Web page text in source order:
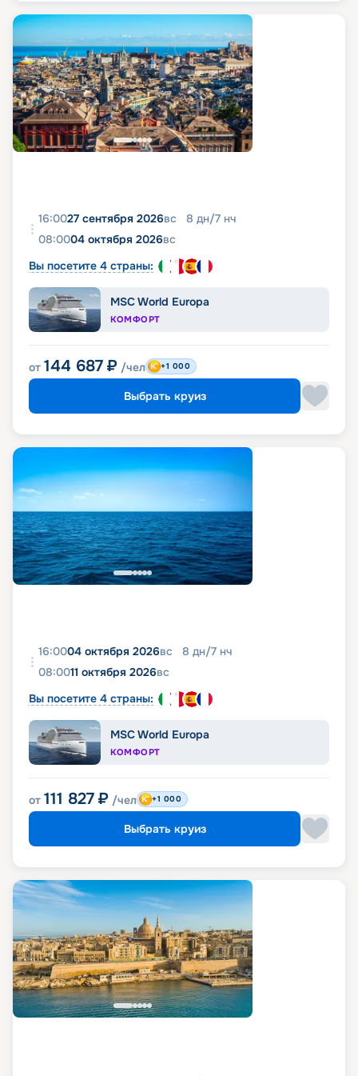
16:0027 сентября 2026вс 8 дн/7 нч
08:0004 октября 2026вс
Вы посетите 4 страны:
MSC World Europa
КОМФОРТ
от 144 687 ₽ /чел +1 000
Выбрать круиз
16:0004 октября 2026вс 8 дн/7 нч
08:0011 октября 2026вс
Вы посетите 4 страны:
MSC World Europa
КОМФОРТ
от 111 827 ₽ /чел +1 000
Выбрать круиз